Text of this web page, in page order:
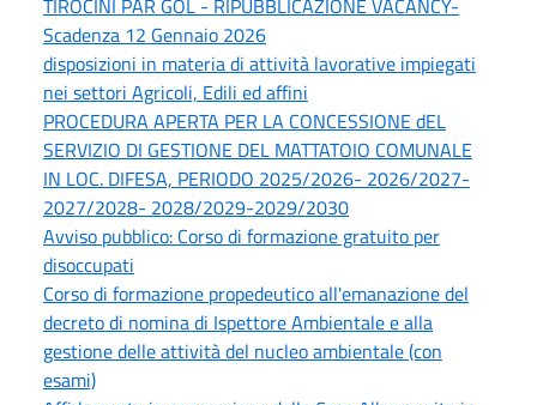
Scadenza 12 Gennaio 2026
disposizioni in materia di attività lavorative impiegati
nei settori Agricoli, Edili ed affini
PROCEDURA APERTA PER LA CONCESSIONE dEL
SERVIZIO DI GESTIONE DEL MATTATOIO COMUNALE
IN LOC. DIFESA, PERIODO 2025/2026- 2026/2027-
2027/2028- 2028/2029-2029/2030
Avviso pubblico: Corso di formazione gratuito per
disoccupati
Corso di formazione propedeutico all'emanazione del
decreto di nomina di Ispettore Ambientale e alla
gestione delle attività del nucleo ambientale (con
esami)